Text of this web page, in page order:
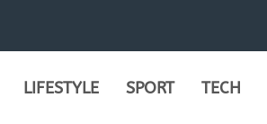
LIFESTYLE SPORT TECH